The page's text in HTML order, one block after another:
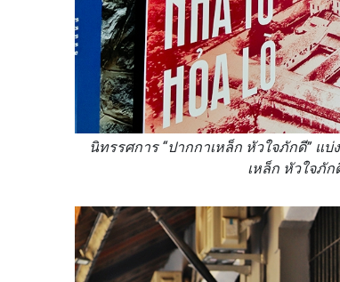
นิทรรศการ “ปากกาเหล็ก หัวใจภักดี”
เหล็ก หัวใจภั